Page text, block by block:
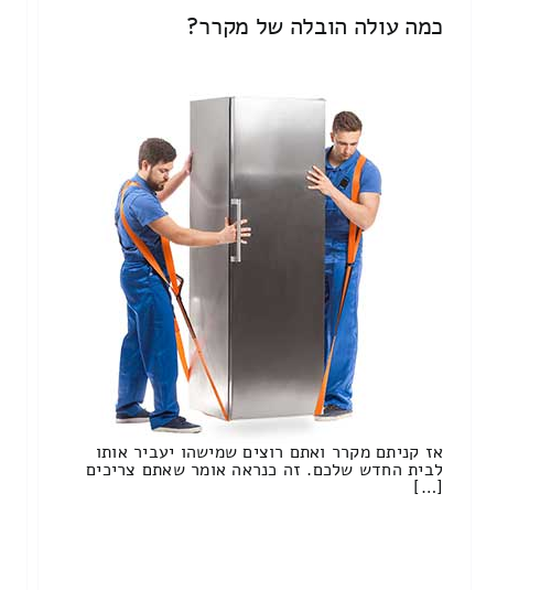
כמה עולה הובלה של מקרר?
אז קניתם מקרר ואתם רוצים שמישהו יעביר אותו
לבית החדש שלכם. זה כנראה אומר שאתם צריכים
[…]